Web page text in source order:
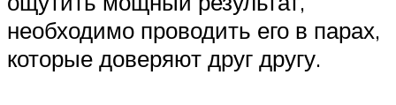
необходимо проводить его в парах,
которые доверяют друг другу.